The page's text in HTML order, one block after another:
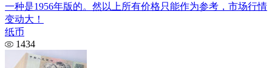
一种是1956年版的。然以上所有价格只能作为参考，市场行情
变动大！
纸币
1434